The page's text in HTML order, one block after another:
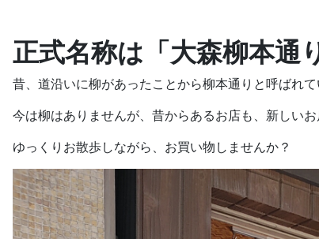
正式名称は「大森柳本通
昔、道沿いに柳があったことから柳本通りと呼ばれて
今は柳はありませんが、昔からあるお店も、新しいお
ゆっくりお散歩しながら、お買い物しませんか？